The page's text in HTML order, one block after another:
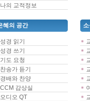
나의 교적정보
혜의 공간
성경 읽기
성경 쓰기
기도 요청
찬송가 듣기
경배와 찬양
CCM 감상실
오디오 QT
소